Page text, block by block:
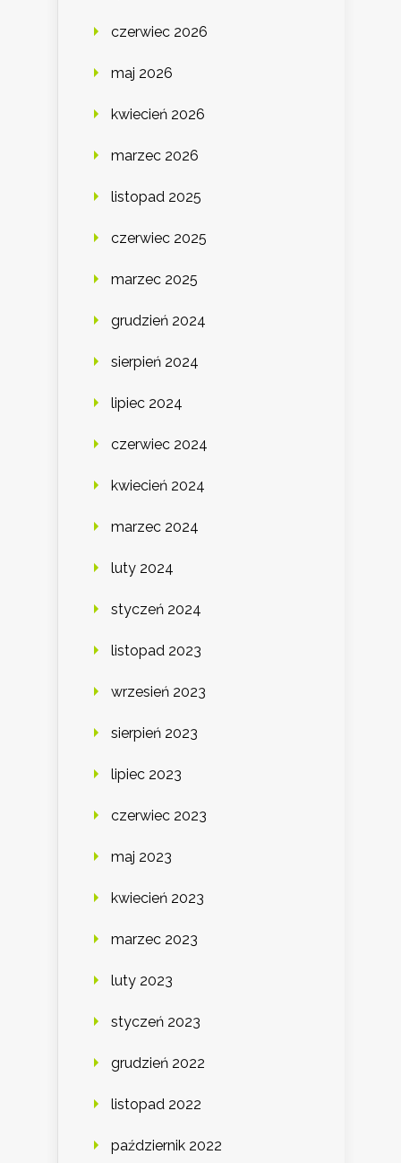
czerwiec 2026
maj 2026
kwiecień 2026
marzec 2026
listopad 2025
czerwiec 2025
marzec 2025
grudzień 2024
sierpień 2024
lipiec 2024
czerwiec 2024
kwiecień 2024
marzec 2024
luty 2024
styczeń 2024
listopad 2023
wrzesień 2023
sierpień 2023
lipiec 2023
czerwiec 2023
maj 2023
kwiecień 2023
marzec 2023
luty 2023
styczeń 2023
grudzień 2022
listopad 2022
październik 2022